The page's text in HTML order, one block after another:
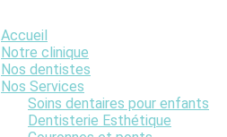
Accueil
Notre clinique
Nos dentistes
Nos Services
Soins dentaires pour enfants
Dentisterie Esthétique